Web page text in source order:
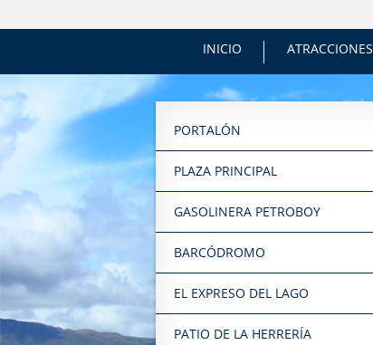
INICIO ATRACCIONES
PORTALÓN
PLAZA PRINCIPAL
GASOLINERA PETROBOY
BARCÓDROMO
EL EXPRESO DEL LAGO
PATIO DE LA HERRERÍA